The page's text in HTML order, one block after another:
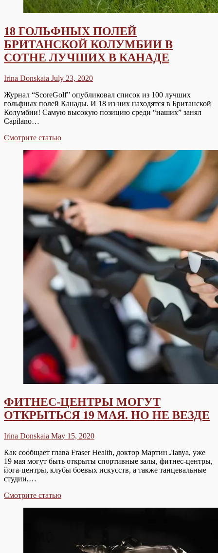
18 ГОЛЬФНЫХ ПОЛЕЙ
БРИТАНСКОЙ КОЛУМБИИ В
СОТНЕ ЛУЧШИХ В КАНАДЕ
Irina Donskaia July 23, 2020
Журнал “ScoreGolf” опубликовал список из 100 лучших
гольфных полей Канады. И 18 из них находятся в Британской
Колумбии! Самую высокую позицию среди “наших” занял
Capilano…
Смотрите статью18
ПОЛЕЙ
БРИТАНСКОЙ
КОЛУМБИИ
СОТНЕ
ЛУЧШИХ
В
КАНАДЕ
ФИТНЕС-ЦЕНТРЫ МОГУТ
ОТКРЫТЬСЯ 19 МАЯ. НО НЕ ВЕЗДЕ
Irina Donskaia May 15, 2020
Как сообщает глава Fraser Health, доктор Мартин Лавуа, уже
19 мая могут быть открыты спортивные залы, фитнес-центры,
йога-центры, клубы боевых искусств, а также танцевальные
студии,…
Смотрите статьюФИТНЕС-